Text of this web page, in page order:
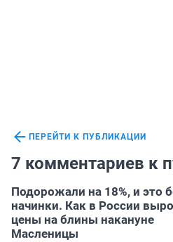
ПЕРЕЙТИ К ПУБЛИКАЦИИ
7 комментариев к
Подорожали на 18%, и это
начинки. Как в России
цены на блины накануне
Масленицы